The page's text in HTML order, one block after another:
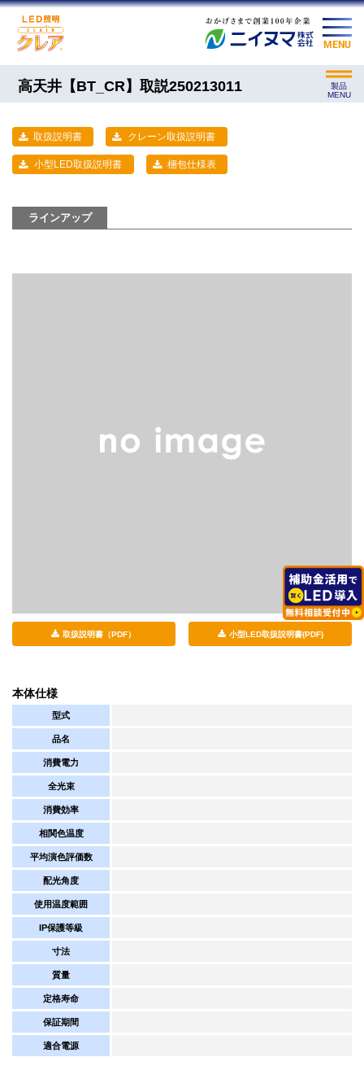
MENU
高天井【BT_CR】取説250213011
製品
MENU
取扱説明書 クレーン取扱説明書
小型LED取扱説明書 梱包仕様表
ラインアップ
取扱説明書（PDF） 小型LED取扱説明書(PDF)
本体仕様
型式
品名
消費電力
全光束
消費効率
相関色温度
平均演色評価数
配光角度
使用温度範囲
IP保護等級
寸法
質量
定格寿命
保証期間
適合電源